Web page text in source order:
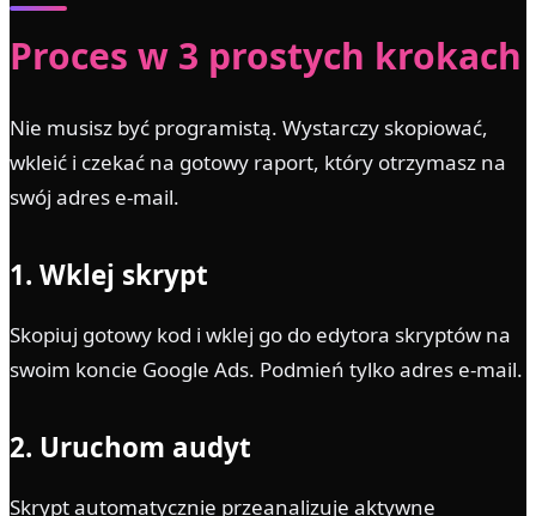
Proces w 3 prostych krokach
Nie musisz być programistą. Wystarczy skopiować,
wkleić i czekać na gotowy raport, który otrzymasz na
swój adres e-mail.
1. Wklej skrypt
Skopiuj gotowy kod i wklej go do edytora skryptów na
swoim koncie Google Ads. Podmień tylko adres e-mail.
2. Uruchom audyt
Skrypt automatycznie przeanalizuje aktywne